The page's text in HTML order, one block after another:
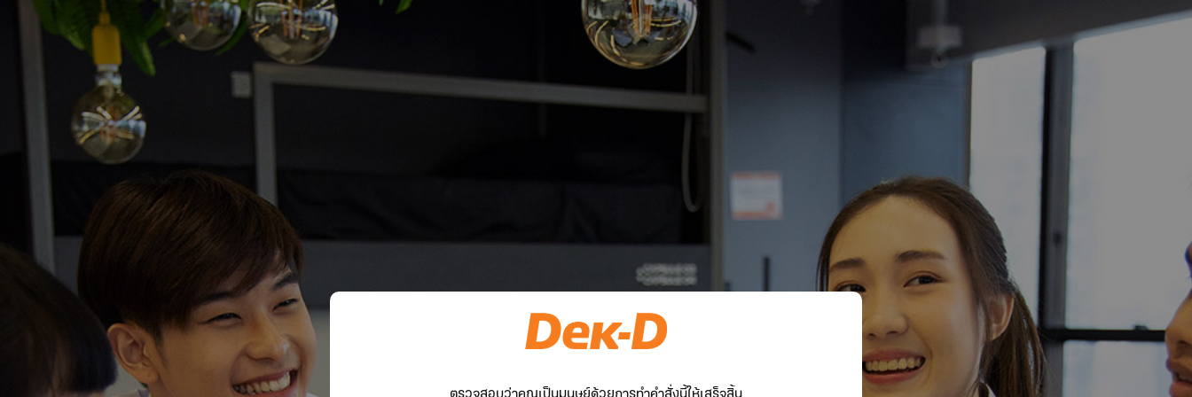
ตรวจสอบว่าคุณเป็นมนุษย์ด้วยการทำคำสั่งนี้ให้เสร็จสิ้น